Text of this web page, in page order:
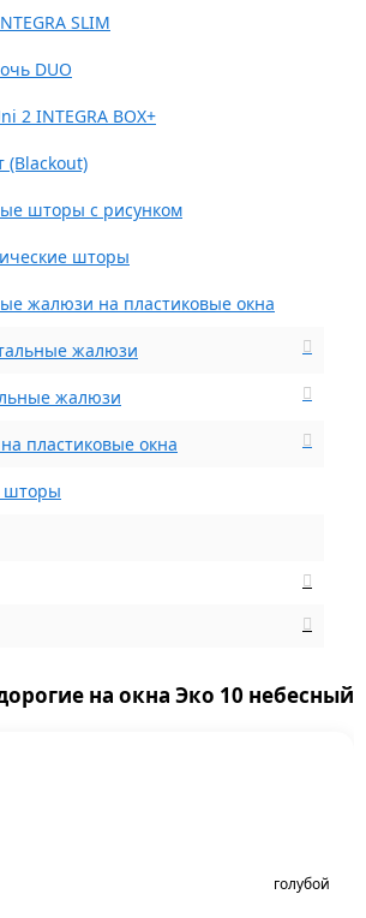
SLIM
DUO
2 INTEGRA BOX+
(Blackout)
шторы с рисунком
шторы
жалюзи на пластиковые окна
жалюзи
жалюзи
пластиковые окна
шторы
на окна Эко 10 небесный
голубой